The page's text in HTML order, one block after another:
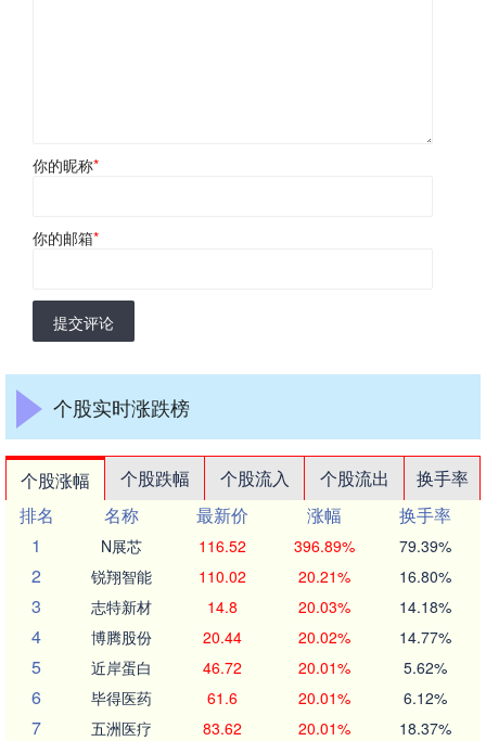
你的昵称*
你的邮箱*
提交评论
个股实时涨跌榜
个股涨幅 个股跌幅 个股流入 个股流出
换手率
排名
名称 最新价 涨幅
换手率
1
N展芯 116.52 396.89% 79.39%
2 锐翔智能 110.02 20.21% 16.80%
3 志特新材 14.8 20.03% 14.18%
4 博腾股份 20.44 20.02% 14.77%
5 近岸蛋白 46.72 20.01% 5.62%
6 毕得医药 61.6 20.01% 6.12%
7 五洲医疗 83.62 20.01% 18.37%